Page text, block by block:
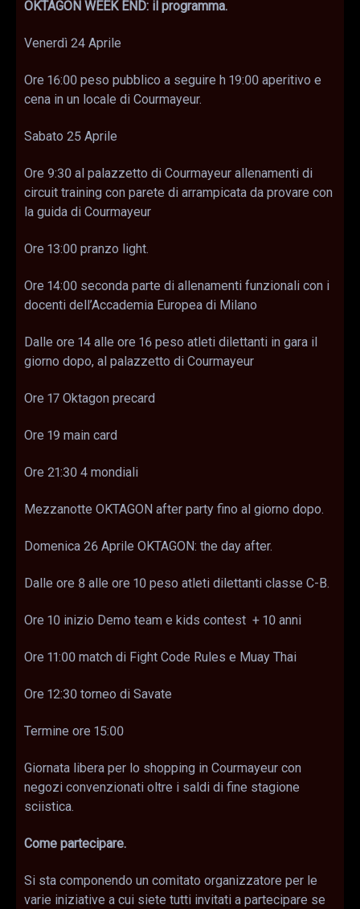
OKTAGON WEEK END: il programma.
Venerdì 24 Aprile
Ore 16:00 peso pubblico a seguire h 19:00 aperitivo e
cena in un locale di Courmayeur.
Sabato 25 Aprile
Ore 9:30 al palazzetto di Courmayeur allenamenti di
circuit training con parete di arrampicata da provare con
la guida di Courmayeur
Ore 13:00 pranzo light.
Ore 14:00 seconda parte di allenamenti funzionali con i
docenti dell’Accademia Europea di Milano
Dalle ore 14 alle ore 16 peso atleti dilettanti in gara il
giorno dopo, al palazzetto di Courmayeur
Ore 17 Oktagon precard
Ore 19 main card
Ore 21:30 4 mondiali
Mezzanotte OKTAGON after party fino al giorno dopo.
Domenica 26 Aprile OKTAGON: the day after.
Dalle ore 8 alle ore 10 peso atleti dilettanti classe C-B.
Ore 10 inizio Demo team e kids contest + 10 anni
Ore 11:00 match di Fight Code Rules e Muay Thai
Ore 12:30 torneo di Savate
Termine ore 15:00
Giornata libera per lo shopping in Courmayeur con
negozi convenzionati oltre i saldi di fine stagione
sciistica.
Come partecipare.
Si sta componendo un comitato organizzatore per le
varie iniziative a cui siete tutti invitati a partecipare se